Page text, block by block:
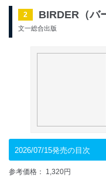
2 BIRDER（バ
文一総合出版
2026/07/15発売の目次
参考価格： 1,320円